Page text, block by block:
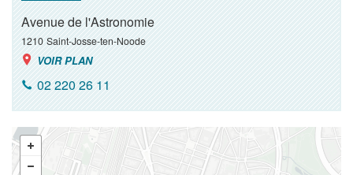
Avenue de l'Astronomie
1210 Saint-Josse-ten-Noode
VOIR PLAN
02 220 26 11